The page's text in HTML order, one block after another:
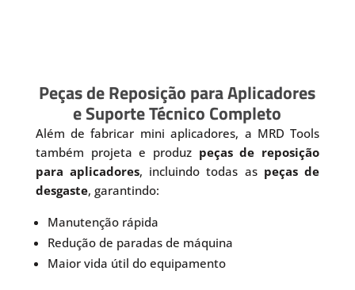
Peças de Reposição para Aplicadores
e Suporte Técnico Completo
Além de fabricar mini aplicadores, a MRD Tools
também projeta e produz peças de reposição
para aplicadores, incluindo todas as peças de
desgaste, garantindo:
Manutenção rápida
Redução de paradas de máquina
Maior vida útil do equipamento